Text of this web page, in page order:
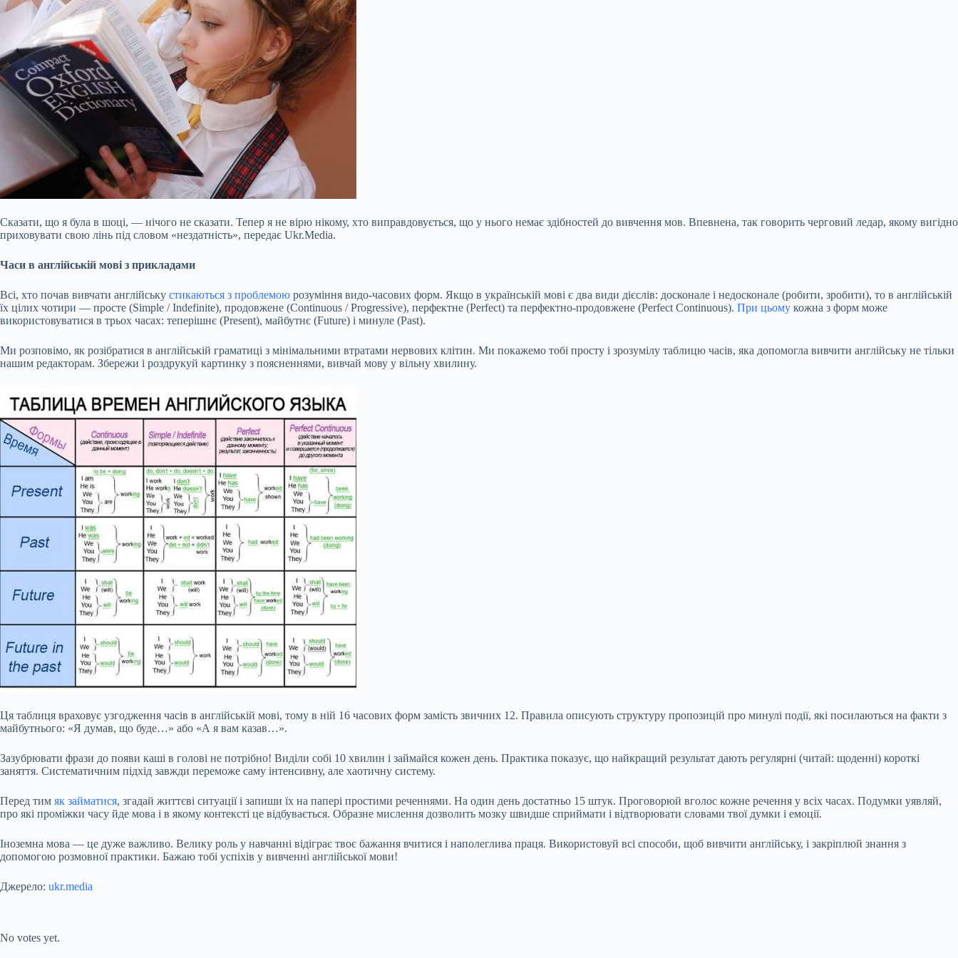
Сказати, що я була в шоці, — нічого не сказати. Тепер я не вірю нікому, хто виправдовується, що у нього немає здібностей до вивчення мов. Впевнена, так говорить черговий ледар, якому вигідно
приховувати свою лінь під словом «нездатність», передає Ukr.Media.
Часи в англійській мові з прикладами
Всі, хто почав вивчати англійську стикаються з проблемою розуміння видо-часових форм. Якщо в українській мові є два види дієслів: досконале і недосконале (робити, зробити), то в англійській
їх цілих чотири — просте (Simple / Indefinite), продовжене (Continuous / Progressive), перфектне (Perfect) та перфектно-продовжене (Perfect Continuous). При цьому кожна з форм може
використовуватися в трьох часах: теперішнє (Present), майбутнє (Future) і минуле (Past).
Ми розповімо, як розібратися в англійській граматиці з мінімальними втратами нервових клітин. Ми покажемо тобі просту і зрозумілу таблицю часів, яка допомогла вивчити англійську не тільки
нашим редакторам. Збережи і роздрукуй картинку з поясненнями, вивчай мову у вільну хвилину.
Ця таблиця враховує узгодження часів в англійській мові, тому в ній 16 часових форм замість звичних 12. Правила описують структуру пропозицій про минулі події, які посилаються на факти з
майбутнього: «Я думав, що буде…» або «А я вам казав…».
Зазубрювати фрази до появи каші в голові не потрібно! Виділи собі 10 хвилин і займайся кожен день. Практика показує, що найкращий результат дають регулярні (читай: щоденні) короткі
заняття. Систематичним підхід завжди переможе саму інтенсивну, але хаотичну систему.
Перед тим як займатися, згадай життєві ситуації і запиши їх на папері простими реченнями. На один день достатньо 15 штук. Проговорюй вголос кожне речення у всіх часах. Подумки уявляй,
про які проміжки часу йде мова і в якому контексті це відбувається. Образне мислення дозволить мозку швидше сприймати і відтворювати словами твої думки і емоції.
Іноземна мова — це дуже важливо. Велику роль у навчанні відіграє твоє бажання вчитися і наполеглива праця. Використовуй всі способи, щоб вивчити англійську, і закріплюй знання з
допомогою розмовної практики. Бажаю тобі успіхів у вивченні англійської мови!
Джерело: ukr.media
No votes yet.